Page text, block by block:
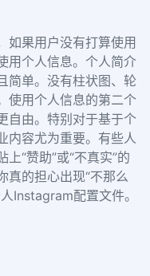
如果用户没有打算使用
用个人信息。个人简介
简单。没有柱状图、轮
使用个人信息的第二个
自由。特别对于基于个
内容尤为重要。有些人
“赞助”或“不真实”的
真的担心出现“不那么
Instagram配置文件。